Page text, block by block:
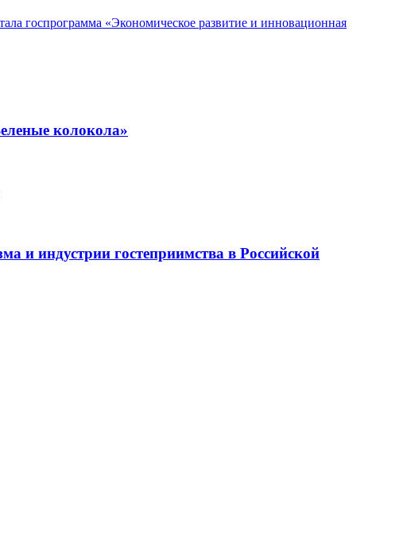
госпрограмма «Экономическое развитие и инновационная
колокола»
и индустрии гостеприимства в Российской